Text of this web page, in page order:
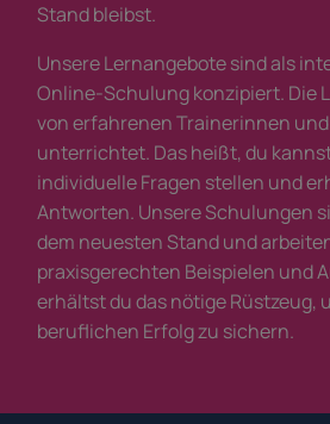
Stand bleibst.
Unsere Lernangebote sind als
Online-Schulung konzipiert. Die
von erfahrenen Trainerinnen
unterrichtet. Das heißt, du
individuelle Fragen stellen und
Antworten. Unsere Schulungen
dem neuesten Stand und
praxisgerechten Beispielen und
erhältst du das nötige Rüstzeug,
beruflichen Erfolg zu sichern.